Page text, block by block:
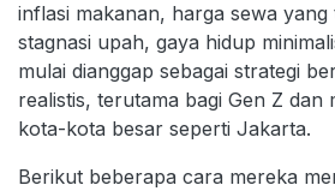
inflasi makanan, harga sewa yang
stagnasi upah, gaya hidup
mulai dianggap sebagai strategi
realistis, terutama bagi Gen Z dan
kota-kota besar seperti Jakarta.
Berikut beberapa cara mereka